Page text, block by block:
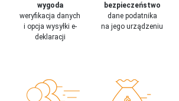
wygoda
weryfikacja danych
i opcja wysyłki e-
deklaracji
bezpieczeństwo
dane podatnika
na jego urządzeniu